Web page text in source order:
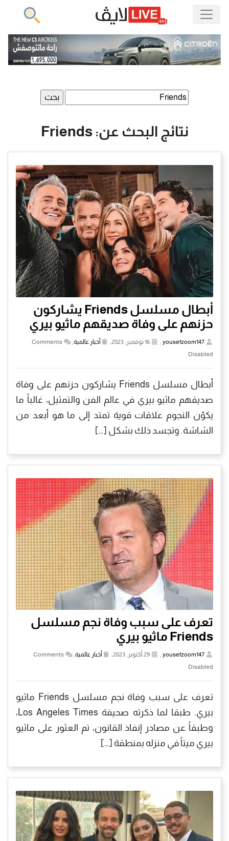
البحث
عن:
نتائج البحث عن: Friends
أبطال مسلسل Friends يشاركون
حزنهم على وفاة صديقهم ماثيو بيري
yousefzoom147 أخبار عالمية
Comments
Disabled
أبطال مسلسل Friends يشاركون حزنهم على وفاة
صديقهم ماثيو بيري في عالم الفن والتمثيل، غالباً ما
يكوّن النجوم علاقات قوية تمتد إلى ما هو أبعد من
الشاشة. وتجسد ذلك بشكل […]
تعرف على سبب وفاة نجم مسلسل
Friends ماثيو بيري
yousefzoom147
, أخبار عالمية,
Comments
Disabled
تعرف على سبب وفاة نجم مسلسل Friends ماثيو
بيري. طبقا لما ذكرته صحيفة Los Angeles Times،
وطبقاً عن مصادر إنفاذ القانون، تم العثور على ماثيو
بيري ميتاً في منزله بمنطقة […]